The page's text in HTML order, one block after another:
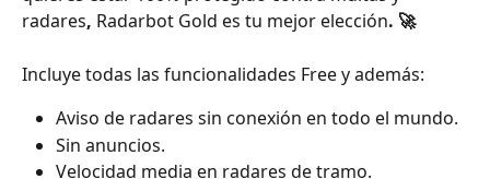
radares, Radarbot Gold es tu mejor elección. 🚀
Incluye todas las funcionalidades Free y además:
Aviso de radares sin conexión en todo el mundo.
Sin anuncios.
Velocidad media en radares de tramo.